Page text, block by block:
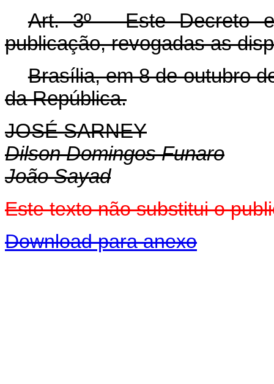
Art. 3º - Este Decreto
publicação, revogadas as
Brasília, em 8 de outubro
da República.
JOSÉ SARNEY
Dilson Domingos Funaro
João Sayad
Este texto não substitui o
Download para anexo